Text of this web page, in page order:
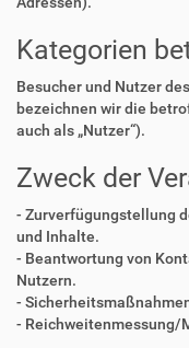
Kategorien
Besucher und Nutzer
bezeichnen wir die
auch als „Nutzer“).
Zweck der
- Zurverfügungstellung
und Inhalte.
- Beantwortung von
Nutzern.
-
- Reichweitenmessung/